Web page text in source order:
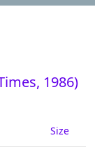
1986)
Size